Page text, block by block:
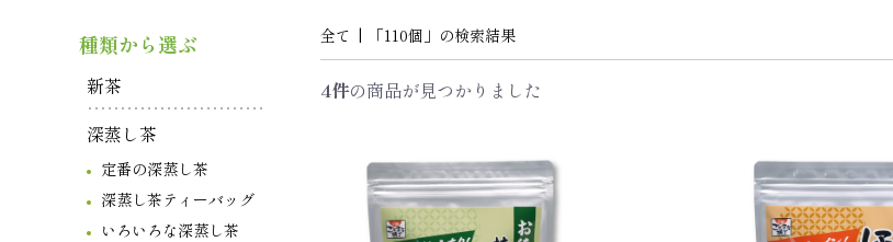
全て | 「110個」の検索結果
4件の商品が見つかりました
種類から選ぶ
新茶
深蒸し茶
定番の深蒸し茶
深蒸し茶ティーバッグ
いろいろな深蒸し茶